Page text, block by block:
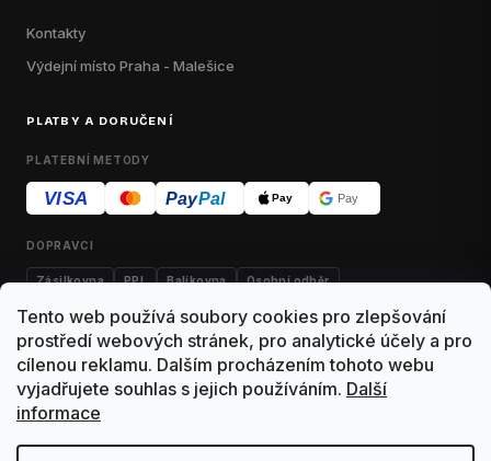
Tento web používá soubory cookies pro zlepšování
prostředí webových stránek, pro analytické účely a pro
cílenou reklamu. Dalším procházením tohoto webu
vyjadřujete souhlas s jejich používáním. Další
informace
Kontakty
Výdejní místo Praha - Malešice
PLATBY A DORUČENÍ
PLATEBNÍ METODY
VISA PayPal Pay Pay
DOPRAVCI
Zásilkovna PPL Balíkovna Osobní odběr
KontaktyObchodní podmínkyDodací podmínky
Výdejní místo Malešice
Ochrana osobních údajů